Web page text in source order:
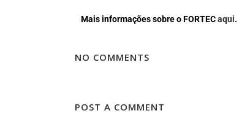
Mais informações sobre o FORTECaqui.
NO COMMENTS
POST A COMMENT